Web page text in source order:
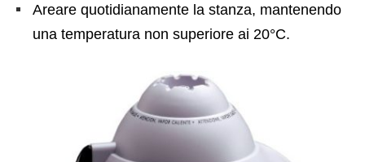
Areare quotidianamente la stanza, mantenendo
una temperatura non superiore ai 20°C.